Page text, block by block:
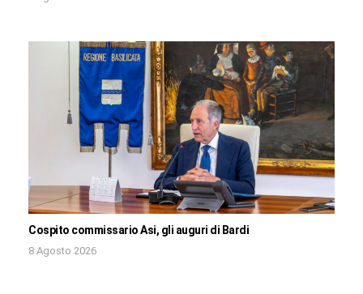
Cospito commissario Asi, gli auguri di Bardi
8 Agosto 2026